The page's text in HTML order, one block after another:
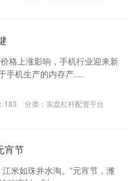
格上涨影响，手机行业迎来新
手机生产的内存产....
183 分类： 实盘杠杆配资平台
宵节
米如珠井水淘。”元宵节，潍